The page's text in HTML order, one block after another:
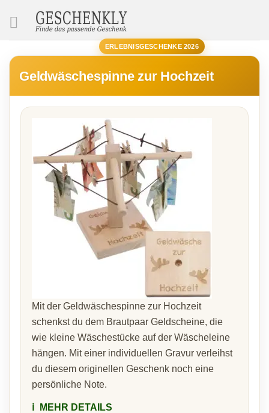
ERLEBNISGESCHENKE 2026
Geldwäschespinne zur Hochzeit
Mit der Geldwäschespinne zur Hochzeit
schenkst du dem Brautpaar Geldscheine, die
wie kleine Wäschestücke auf der Wäscheleine
hängen. Mit einer individuellen Gravur verleihst
du diesem originellen Geschenk noch eine
persönliche Note.
ℹ️ MEHR DETAILS